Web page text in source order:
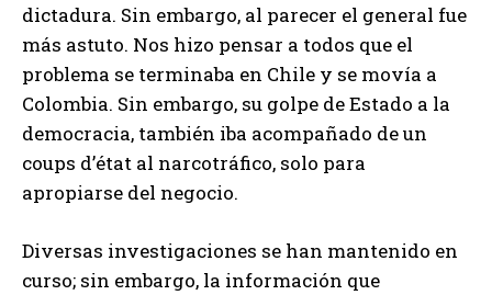
dictadura. Sin embargo, al parecer el general fue
más astuto. Nos hizo pensar a todos que el
problema se terminaba en Chile y se movía a
Colombia. Sin embargo, su golpe de Estado a la
democracia, también iba acompañado de un
coups d’état al narcotráfico, solo para
apropiarse del negocio.
Diversas investigaciones se han mantenido en
curso; sin embargo, la información que